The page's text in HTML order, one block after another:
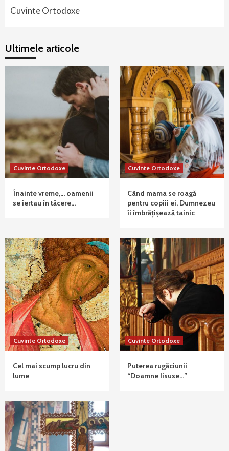
Cuvinte Ortodoxe
Ultimele articole
Cuvinte Ortodoxe
Înainte vreme,… oamenii
se iertau în tăcere…
Cuvinte Ortodoxe
Când mama se roagă
pentru copiii ei, Dumnezeu
îi îmbrățișează tainic
Cuvinte Ortodoxe
Cel mai scump lucru din
lume
Cuvinte Ortodoxe
Puterea rugăciunii
“Doamne Iisuse…”